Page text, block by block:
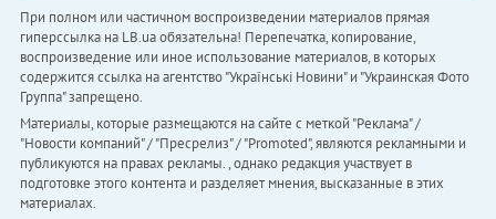
При полном или частичном воспроизведении материалов прямая
гиперссылка на LB.ua обязательна! Перепечатка, копирование,
воспроизведение или иное использование материалов, в которых
содержится ссылка на агентство "Українськi Новини" и "Украинская Фото
Группа" запрещено.
Материалы, которые размещаются на сайте с меткой "Реклама" /
"Новости компаний" / "Пресрелиз" / "Promoted", являются рекламными и
публикуются на правах рекламы. , однако редакция участвует в
подготовке этого контента и разделяет мнения, высказанные в этих
материалах.